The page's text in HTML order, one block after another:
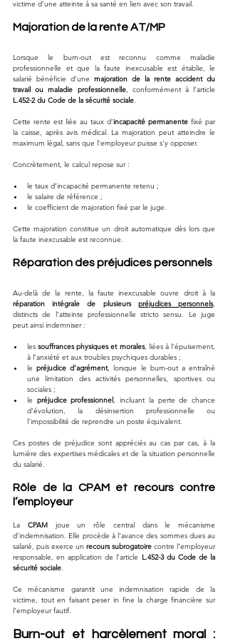
victime d’une atteinte à sa santé en lien avec son travail.
Majoration de la rente AT/MP
Lorsque le burn-out est reconnu comme maladie
professionnelle et que la faute inexcusable est établie, le
salarié bénéficie d’une majoration de la rente accident du
travail ou maladie professionnelle
L.452-2 du Code de la sécurité sociale.
Cette rente est liée au taux d’incapacité permanente fixé par
la caisse, après avis médical. La majoration peut atteindre le
maximum légal, sans que l’employeur puisse s’y opposer.
Concrètement, le calcul repose sur :
le taux d’incapacité permanente retenu ;
le salaire de référence ;
le coefficient de majoration fixé par le juge.
Cette majoration constitue un droit automatique dès lors que
la faute inexcusable est reconnue.
Réparation des préjudices personnels
réparation intégrale de plusieurs préjudices personnels,
distincts de l’atteinte professionnelle stricto sensu. Le juge
peut ainsi indemniser :
les souffrances physiques et morales, liées à l’épuisement,
à l’anxiété et aux troubles psychiques durables ;
le préjudice d’agrément, lorsque le burn-out a entraîné
une limitation des activités personnelles, sportives ou
sociales ;
le préjudice professionnel, incluant la perte de chance
d’évolution, la désinsertion professionnelle ou
l’impossibilité de reprendre un poste équivalent.
Ces postes de préjudice sont appréciés au cas par cas, à la
lumière des expertises médicales et de la situation personnelle
du salarié.
Rôle de la CPAM et recours contre
l’employeur
La CPAM joue un rôle central dans le mécanisme
d’indemnisation. Elle procède à l’avance des sommes dues au
salarié, puis exerce un recours subrogatoire contre l’employeur
responsable, en application de l’article L.452-3 du Code de la
sécurité sociale.
Ce mécanisme garantit une indemnisation rapide de la
victime, tout en faisant peser in fine la charge financière sur
l’employeur fautif.
Burn-out et harcèlement moral :